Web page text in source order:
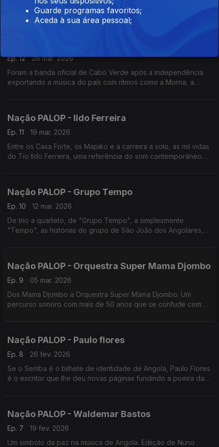
cruzamentos musicais e as histórias de um defensor do legado
cultural da ilha do Príncipe. Um programa de Nuno Sardinha
Ep. 12
26 mar. 2026
Foram a banda oficial de Cabo Verde após a independência
exportando a música do país com ritmos como a Morna, a
Nação PALOP - Ildo Ferreira
Ep. 11
19 mar. 2026
Entre os Casa Forte, os Mapiko e a carreira a solo, as mil vidas
do Tio Ildo Ferreira, uma referência do som contemporâneo
Nação PALOP - Grupo Tempo
Ep. 10
12 mar. 2026
De trio a quarteto, de "Grupo Tempo", a simplesmente
"Tempo", as histórias do grupo de São João dos Angolares,
Nação PALOP - Orquestra Super Mama Djombo
Ep. 9
05 mar. 2026
Dos Mama Djombo a Orquestra Super Mama Djombo. Um
percurso sonoro com mais de 50 anos que se confude com a
Nação PALOP - Paulo flores
Ep. 8
26 fev. 2026
Se o Semba é o bilhete de identidade de Angola, Paulo Flores
é o escritor que lhe deu novas páginas fundindo a poeira das
Nação PALOP - Waldemar Bastos
Ep. 7
19 fev. 2026
Um simbolo da paz na música de Angola. Ediição de Nuno
Guarde programas favoritos;
Aceda à sua área pessoal;